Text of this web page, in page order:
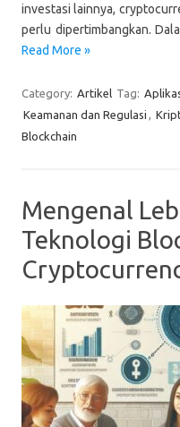
investasi lainnya,
perlu dipertimbangkan.
Read More »
Category: Artikel Tag:
Keamanan dan Regulasi ,
Blockchain
Mengenal
Teknologi